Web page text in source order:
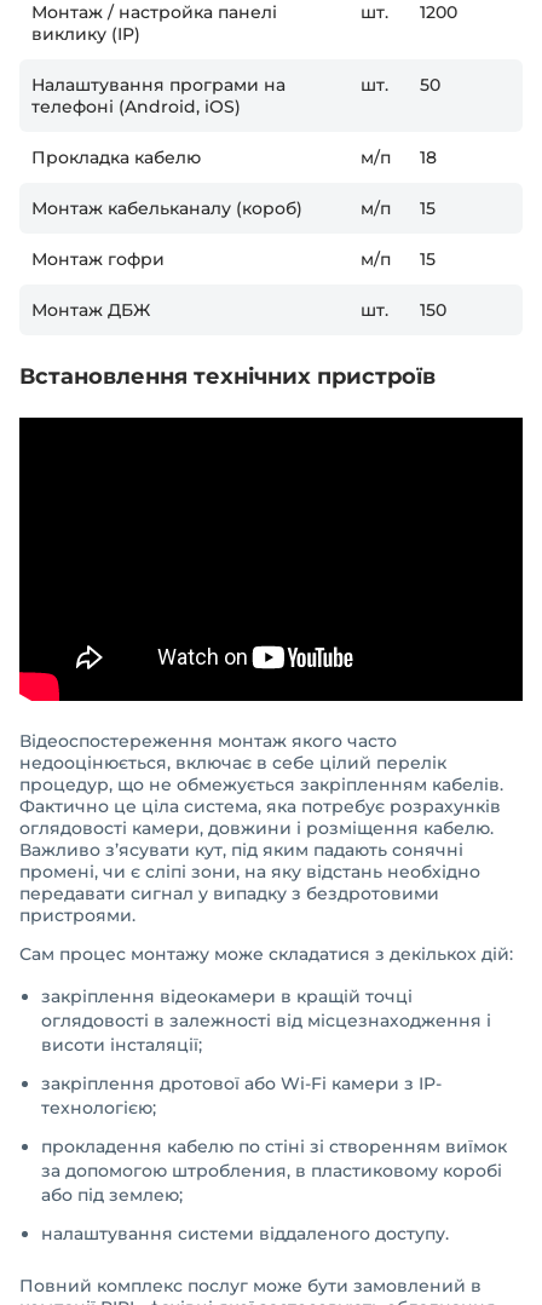
Монтаж / настройка панелі
виклику (IP)
шт. 1200
Налаштування програми на
телефоні (Android, iOS)
шт. 50
Прокладка кабелю м/п 18
Монтаж кабельканалу (короб) м/п 15
Монтаж гофри м/п 15
Монтаж ДБЖ шт. 150
Встановлення технічних пристроїв
Відеоспостереження монтаж якого часто
недооцінюється, включає в себе цілий перелік
процедур, що не обмежується закріпленням кабелів.
Фактично це ціла система, яка потребує розрахунків
оглядовості камери, довжини і розміщення кабелю.
Важливо з’ясувати кут, під яким падають сонячні
промені, чи є сліпі зони, на яку відстань необхідно
передавати сигнал у випадку з бездротовими
пристроями.
Сам процес монтажу може складатися з декількох дій:
закріплення відеокамери в кращій точці
оглядовості в залежності від місцезнаходження і
висоти інсталяції;
закріплення дротової або Wi-Fi камери з IP-
технологією;
прокладення кабелю по стіні зі створенням виїмок
за допомогою штробления, в пластиковому коробі
або під землею;
налаштування системи віддаленого доступу.
Повний комплекс послуг може бути замовлений в